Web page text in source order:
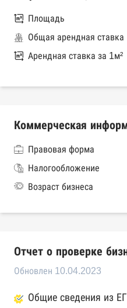
Площадь
Общая арендная ставка
Арендная ставка за 1м²
Коммерческая
Правовая форма
Налогообложение
Возраст бизнеса
Отчет о проверке
Обновлен 10.04.2023
Общие сведения из